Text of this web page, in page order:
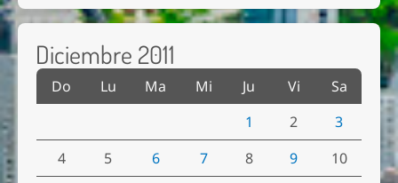
Diciembre 2011
Do Lu Ma Mi Ju Vi
Sa
1
2
3
4
5 6 7 8 9
10